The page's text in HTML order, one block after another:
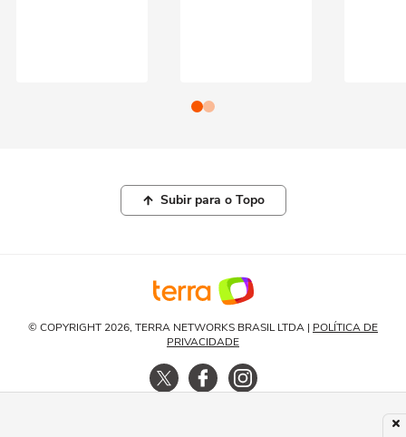
Subir para o Topo
© COPYRIGHT 2026, TERRA NETWORKS BRASIL LTDA | POLÍTICA DE
PRIVACIDADE